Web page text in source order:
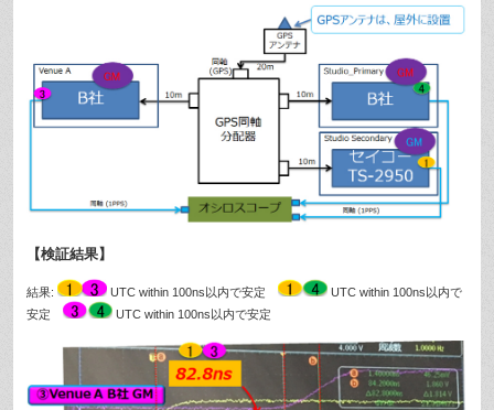
【検証結果】
結果: UTC within 100ns以内で安定
UTC within 100ns以内で
安定
UTC within 100ns以内で安定